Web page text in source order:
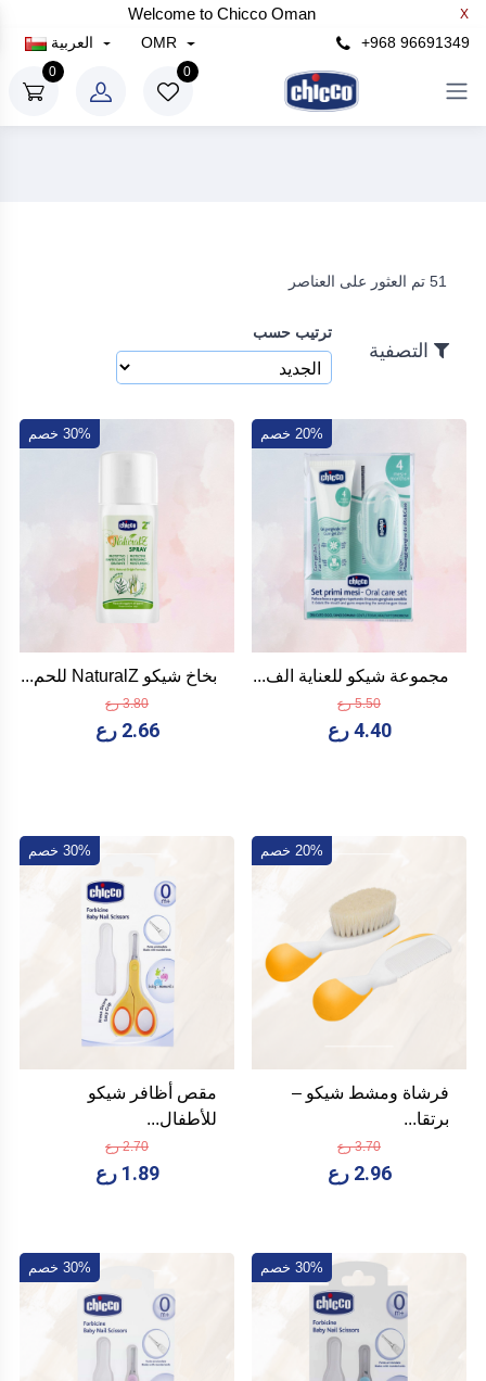
Welcome to Chicco Oman X
+968 96691349
OMR
0
0
×
بحث
51 تم العثور على العناصر
ترتيب حسب
20% خصم
مجموعة شيكو للعناية الف...
5.50 رع
4.40 رع
30% خصم
بخاخ شيكو NaturalZ للحم...
3.80 رع
2.66 رع
20% خصم
فرشاة ومشط شيكو –
برتقا...
3.70 رع
2.96 رع
30% خصم
مقص أظافر شيكو
للأطفال...
2.70 رع
1.89 رع
30% خصم 30% خصم